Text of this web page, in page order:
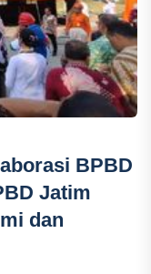
BPBD
Jatim
dan